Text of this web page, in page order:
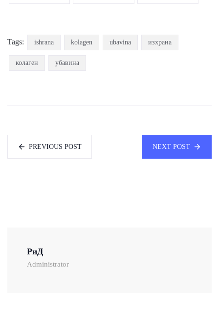
Tags: ishrana kolagen ubavina изхрана
колаген убавина
PREVIOUS POST NEXT POST
РиД
Administrator